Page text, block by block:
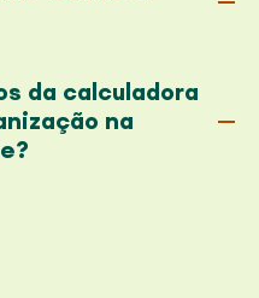
da calculadora
na